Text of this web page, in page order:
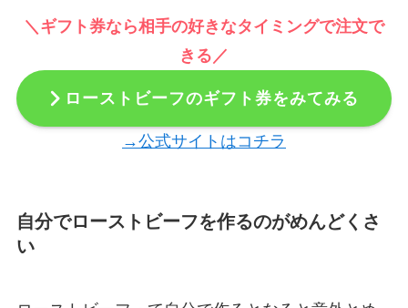
＼ギフト券なら相手の好きなタイミングで注文で
きる／
ローストビーフのギフト券をみてみる
→公式サイトはコチラ
自分でローストビーフを作るのがめんどくさ
い